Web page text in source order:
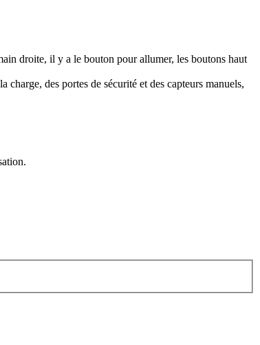
droite, il y a le bouton pour allumer, les boutons haut
des portes de sécurité et des capteurs manuels,